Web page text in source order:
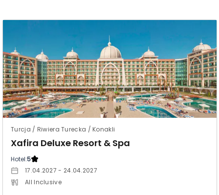
Turcja / Riwiera Turecka / Konakli
Xafira Deluxe Resort & Spa
Hotel:5
17.04.2027 - 24.04.2027
All Inclusive